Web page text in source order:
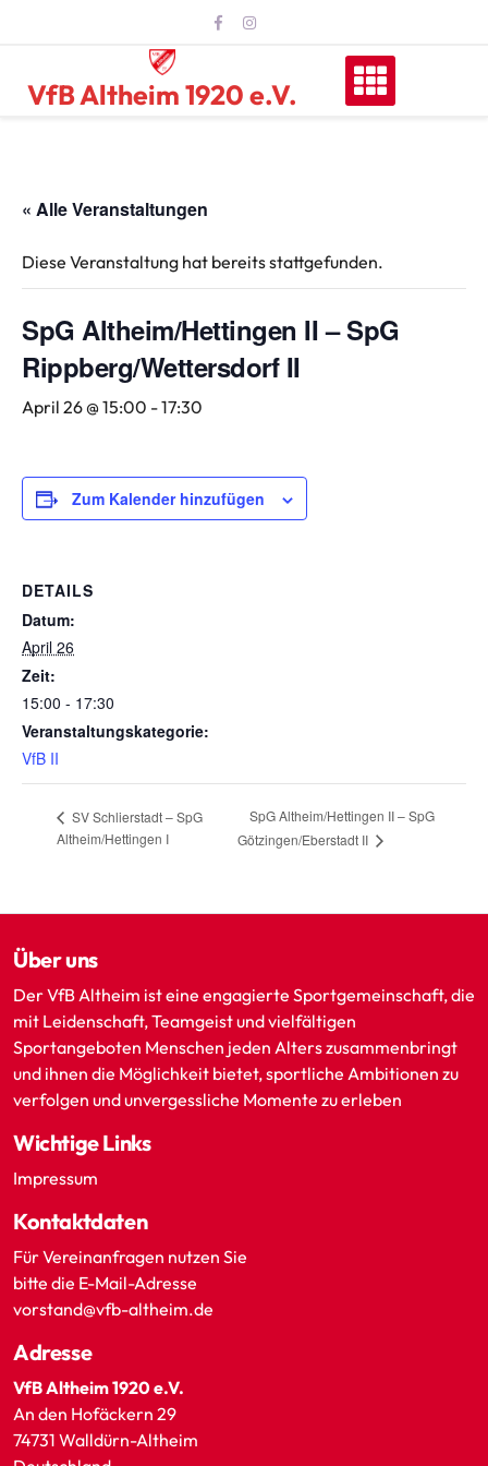
VfB Altheim 1920 e.V.
« Alle Veranstaltungen
Diese Veranstaltung hat bereits stattgefunden.
SpG Altheim/Hettingen II – SpG
Rippberg/Wettersdorf II
April 26 @ 15:00 -17:30
Zum Kalender hinzufügen
DETAILS
Datum:
April 26
Zeit:
15:00 - 17:30
Veranstaltungskategorie:
VfB II
SV Schlierstadt – SpG
Altheim/Hettingen I
SpG Altheim/Hettingen II – SpG
Götzingen/Eberstadt II
Über uns
Der VfB Altheim ist eine engagierte Sportgemeinschaft, die
mit Leidenschaft, Teamgeist und vielfältigen
Sportangeboten Menschen jeden Alters zusammenbringt
und ihnen die Möglichkeit bietet, sportliche Ambitionen zu
verfolgen und unvergessliche Momente zu erleben
Wichtige Links
Impressum
Kontaktdaten
Für Vereinanfragen nutzen Sie
bitte die E-Mail-Adresse
vorstand@vfb-altheim.de
Adresse
VfB Altheim 1920 e.V.
An den Hofäckern 29
74731 Walldürn-Altheim